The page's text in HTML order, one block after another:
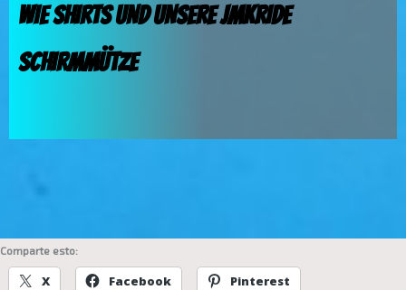
WIE SHIRTS UND UNSERE JMKRIDE
SCHIRMMÜTZE
Comparte esto:
X Facebook Pinterest